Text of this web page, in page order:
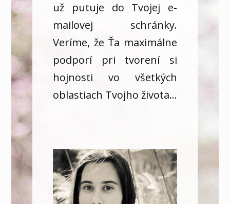
už putuje do Tvojej e-
mailovej schránky.
Veríme, že Ťa maximálne
podporí pri tvorení si
hojnosti vo všetkých
oblastiach Tvojho života...